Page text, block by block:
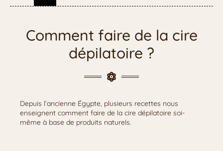
Comment faire de la cire
dépilatoire ?
Depuis l’ancienne Égypte, plusieurs recettes nous
enseignent comment faire de la cire dépilatoire soi-
même à base de produits naturels.